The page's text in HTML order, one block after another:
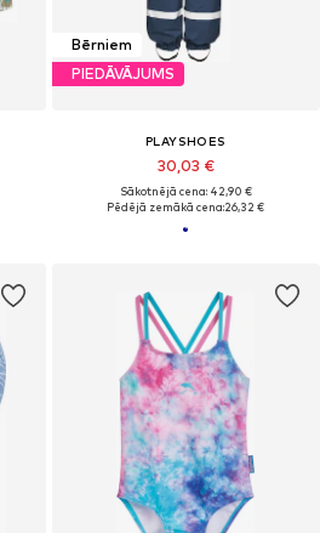
Bērniem
PIEDĀVĀJUMS
PLAYSHOES
30,03 €
Sākotnējā cena: 42,90 €
Pēdējā zemākā cena:26,32 €